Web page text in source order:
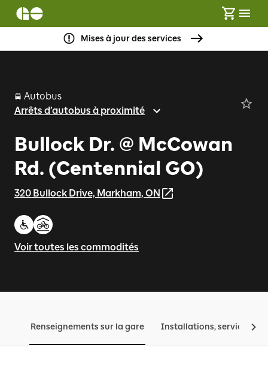
Mises à jour des services
Autobus
Arrêts d’autobus à proximité
Bullock Dr. @ McCowan
Rd. (Centennial GO)
320 Bullock Drive, Markham, ON
Voir toutes les commodités
Renseignements sur la gare Installations, services,